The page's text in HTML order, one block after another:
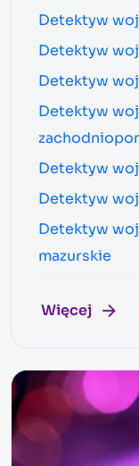
Detektyw
Detektyw
Detektyw
Detektyw
Detektyw
Detektyw
Detektyw
mazurskie
Więcej